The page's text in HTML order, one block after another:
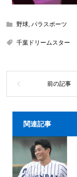
野球,パラスポーツ
千葉ドリームスター
関連記事